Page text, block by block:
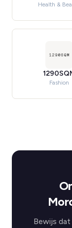
Health &
Fashion
Bewijs